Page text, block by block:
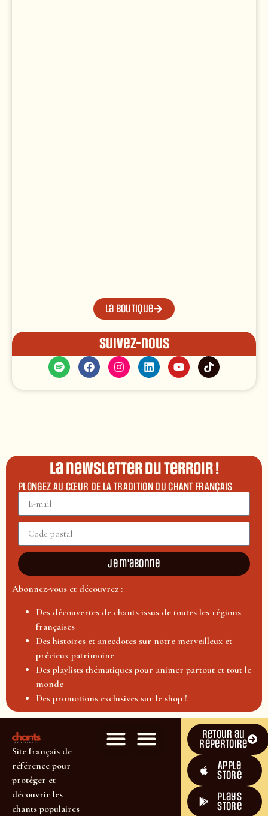
La boutique
Suivez-nous
La newsletter du terroir !
PLONGEZ AU CŒUR DE LA TRADITION DU CHANT FRANÇAIS
Je m'abonne
Abonnez-vous et découvrez :
Des découvertes de chants issus de toutes les régions
françaises
Des histoires et anecdotes sur notre merveilleux et
précieux patrimoine
Des playlists thématiques pour animer partout et tout le
monde
Des promotions exclusives sur le shop !
Site français de
référence pour
protéger et
découvrir les
chants populaires
Retour au
répertoire
Apple
Store
plays
store